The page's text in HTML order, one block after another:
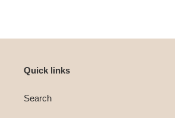
Quick links
Search